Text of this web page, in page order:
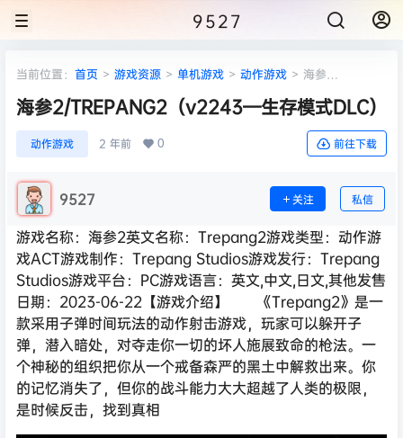
9527
当前位置： 首页 > 游戏资源 > 单机游戏 > 动作游戏 > 海参
海参2/TREPANG2（v2243—生存模式DLC）
动作游戏 2 年前 0 前往下载
9527 关注 私信
游戏名称：海参2英文名称：Trepang2游戏类型：动作游
戏ACT游戏制作：Trepang Studios游戏发行：Trepang
Studios游戏平台：PC游戏语言：英文,中文,日文,其他发售
日期：2023-06-22【游戏介绍】 《Trepang2》是一
款采用子弹时间玩法的动作射击游戏，玩家可以躲开子
弹，潜入暗处，对夺走你一切的坏人施展致命的枪法。一
个神秘的组织把你从一个戒备森严的黑土中解救出来。你
的记忆消失了，但你的战斗能力大大超越了人类的极限，
是时候反击，找到真相